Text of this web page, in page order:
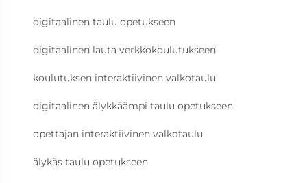
digitaalinen taulu opetukseen
digitaalinen lauta verkkokoulutukseen
koulutuksen interaktiivinen valkotaulu
digitaalinen älykkäämpi taulu opetukseen
opettajan interaktiivinen valkotaulu
älykäs taulu opetukseen